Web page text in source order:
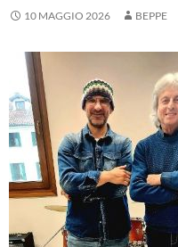
10 MAGGIO 2026 BEPPE